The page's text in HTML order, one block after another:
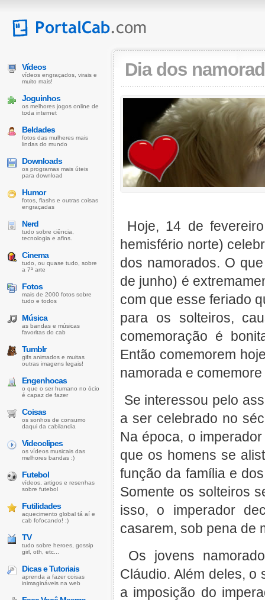
Dia dos
Hoje, 14 de
hemisfério norte)
dos namorados. O
de junho) é
com que esse feriado
para os solteiros,
comemoração é
Então comemorem
namorada e
Se interessou pelo
a ser celebrado no
Na época, o
que os homens se
função da família e
Somente os solteiros
isso, o imperador
casarem, sob pena de
Os jovens
Cláudio. Além deles, o
a imposição do
Vídeos
vídeos engraçados, virais e
muito mais!
Joguinhos
os melhores jogos online de
toda internet
Beldades
fotos das mulheres mais
lindas do mundo
Downloads
os programas mais úteis
para download
Humor
fotos, flashs e outras coisas
engraçadas
Nerd
tudo sobre ciência,
tecnologia e afins.
Cinema
tudo, ou quase tudo, sobre
a 7ª arte
Fotos
mais de 2000 fotos sobre
tudo e todos
Música
as bandas e músicas
favoritas do cab
Tumblr
gifs animados e muitas
outras imagens legais!
Engenhocas
o que o ser humano no ócio
é capaz de fazer
Coisas
os sonhos de consumo
daqui da cabilandia
Videoclipes
os vídeos musicais das
melhores bandas :)
Futebol
vídeos, artigos e resenhas
sobre futebol
Futilidades
aquecimento global tá aí e
cab fofocando! :)
TV
tudo sobre heroes, gossip
girl, oth, etc...
Dicas e Tutoriais
aprenda a fazer coisas
inimagináveis na web